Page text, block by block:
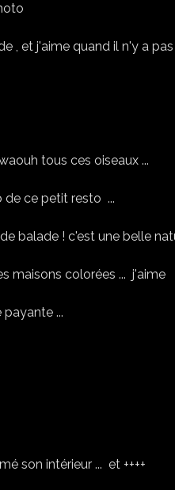
, et j'aime quand il n'y a
tous ces oiseaux ...
de ce petit resto ...
balade ! c'est une belle
maisons colorées ... j'aime
...
son intérieur ... et ++++